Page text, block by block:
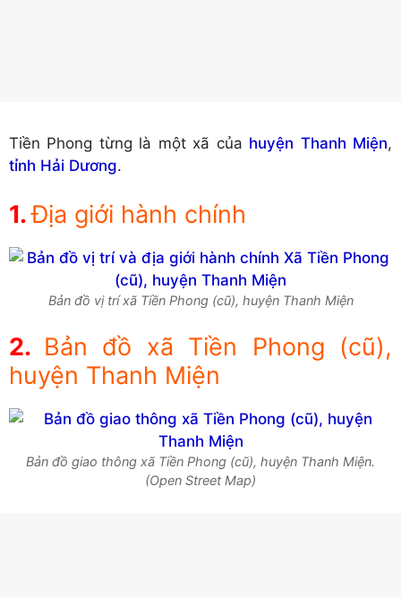
Tiền Phong từng là một xã của huyện Thanh Miện,
tỉnh Hải Dương.
Địa giới hành chính
Bản đồ vị trí xã Tiền Phong (cũ), huyện Thanh Miện
Bản đồ xã Tiền Phong (cũ),
huyện Thanh Miện
Bản đồ giao thông xã Tiền Phong (cũ), huyện Thanh Miện.
(Open Street Map)